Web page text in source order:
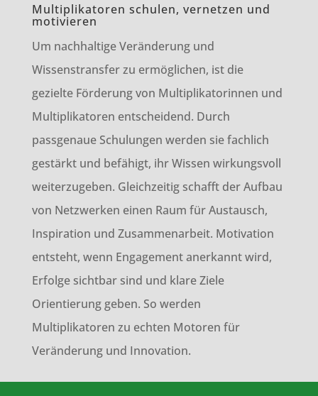
Multiplikatoren schulen, vernetzen und
motivieren
Um nachhaltige Veränderung und
Wissenstransfer zu ermöglichen, ist die
gezielte Förderung von Multiplikatorinnen und
Multiplikatoren entscheidend. Durch
passgenaue Schulungen werden sie fachlich
gestärkt und befähigt, ihr Wissen wirkungsvoll
weiterzugeben. Gleichzeitig schafft der Aufbau
von Netzwerken einen Raum für Austausch,
Inspiration und Zusammenarbeit. Motivation
entsteht, wenn Engagement anerkannt wird,
Erfolge sichtbar sind und klare Ziele
Orientierung geben. So werden
Multiplikatoren zu echten Motoren für
Veränderung und Innovation.